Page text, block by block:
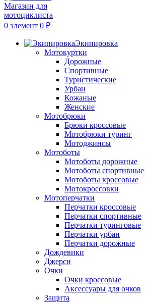
0 элемент 0 ₽
Экипировка
Мотокуртки
Дорожные
Спортивные
Туристические
Урбан
Кожаные
Женские
Мотобрюки
Брюки кроссовые
Мотобрюки туринг
Мотоджинсы
Мотоботы
Мотоботы дорожные
Мотоботы спортивные
Мотоботы кроссовые
Мотокроссовки
Мотоперчатки
Перчатки кроссовые
Перчатки спортивные
Перчатки туринговые
Перчатки урбан
Перчатки дорожные
Дождевики
Джерси
Очки
Очки кроссовые
Аксессуары для очков
Защита